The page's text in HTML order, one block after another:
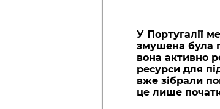
У Португалії
змушена була
вона активно
ресурси для
вже зібрали
це лише